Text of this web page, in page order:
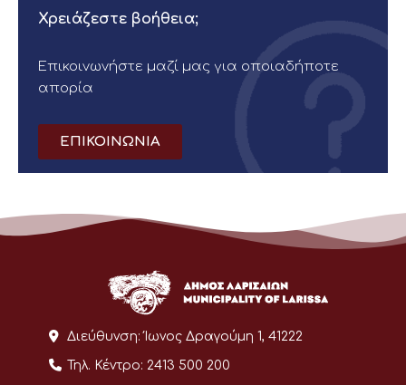
Χρειάζεστε βοήθεια;
Επικοινωνήστε μαζί μας για οποιαδήποτε
απορία
ΕΠΙΚΟΙΝΩΝΙΑ
Διεύθυνση: Ίωνος Δραγούμη 1, 41222
Τηλ. Κέντρο: 2413 500 200